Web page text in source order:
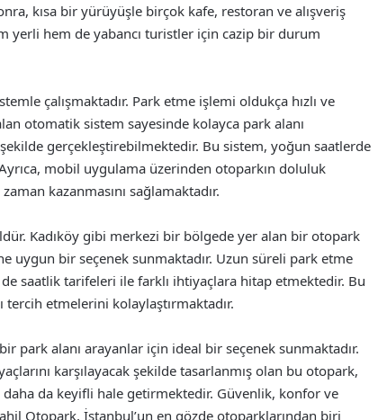
kısa bir yürüyüşle birçok kafe, restoran ve alışveriş
yerli hem de yabancı turistler için cazip bir durum
çalışmaktadır. Park etme işlemi oldukça hızlı ve
otomatik sistem sayesinde kolayca park alanı
gerçekleştirebilmektedir. Bu sistem, yoğun saatlerde
mobil uygulama üzerinden otoparkın doluluk
kazanmasını sağlamaktadır.
Kadıköy gibi merkezi bir bölgede yer alan bir otopark
uygun bir seçenek sunmaktadır. Uzun süreli park etme
saatlik tarifeleri ile farklı ihtiyaçlara hitap etmektedir. Bu
etmelerini kolaylaştırmaktadır.
park alanı arayanlar için ideal bir seçenek sunmaktadır.
karşılayacak şekilde tasarlanmış olan bu otopark,
da keyifli hale getirmektedir. Güvenlik, konfor ve
Otopark, İstanbul’un en gözde otoparklarından biri